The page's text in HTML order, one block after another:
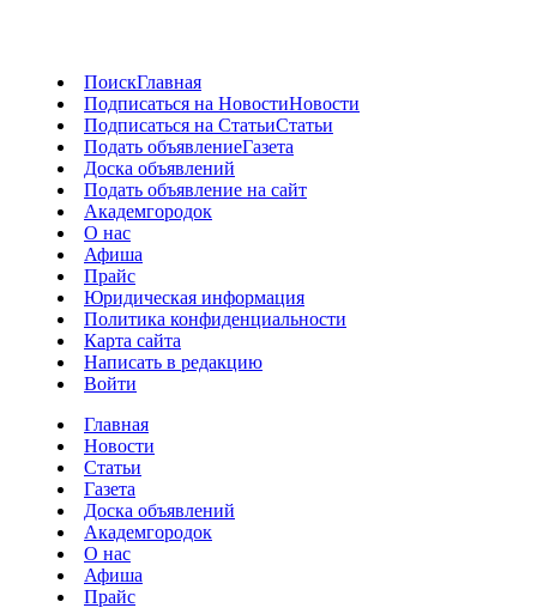
ПоискГлавная
Подписаться на НовостиНовости
Подписаться на СтатьиСтатьи
Подать объявлениеГазета
Доска объявлений
Подать объявление на сайт
Академгородок
О нас
Афиша
Прайс
Юридическая информация
Политика конфиденциальности
Карта сайта
Написать в редакцию
Войти
Главная
Новости
Статьи
Газета
Доска объявлений
Академгородок
О нас
Афиша
Прайс